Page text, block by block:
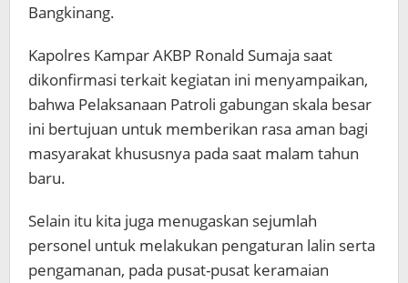
Bangkinang.
Kapolres Kampar AKBP Ronald Sumaja saat
dikonfirmasi terkait kegiatan ini menyampaikan,
bahwa Pelaksanaan Patroli gabungan skala besar
ini bertujuan untuk memberikan rasa aman bagi
masyarakat khususnya pada saat malam tahun
baru.
Selain itu kita juga menugaskan sejumlah
personel untuk melakukan pengaturan lalin serta
pengamanan, pada pusat-pusat keramaian